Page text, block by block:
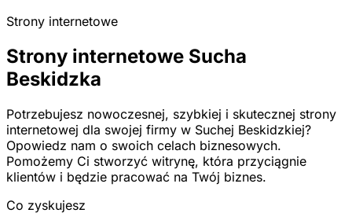
Strony internetowe
Strony internetowe Sucha
Beskidzka
Potrzebujesz nowoczesnej, szybkiej i skutecznej strony
internetowej dla swojej firmy w Suchej Beskidzkiej?
Opowiedz nam o swoich celach biznesowych.
Pomożemy Ci stworzyć witrynę, która przyciągnie
klientów i będzie pracować na Twój biznes.
Co zyskujesz